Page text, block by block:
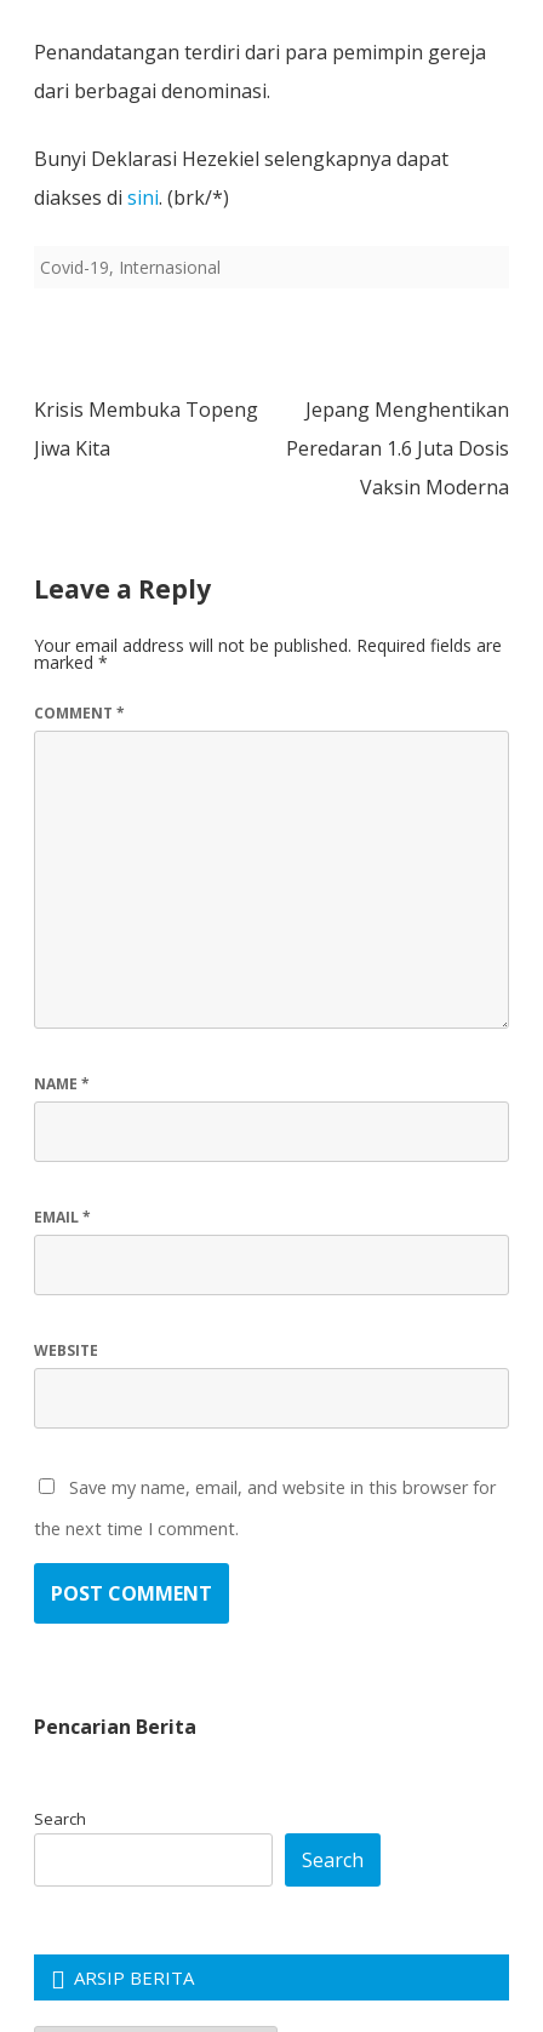
Penandatangan terdiri dari para pemimpin gereja
dari berbagai denominasi.
Bunyi Deklarasi Hezekiel selengkapnya dapat
diakses di sini. (brk/*)
Covid-19, Internasional
Post
navigation
Krisis Membuka Topeng
Jiwa Kita
Jepang Menghentikan
Peredaran 1.6 Juta Dosis
Vaksin Moderna
Leave a Reply
Your email address will not be published. Required fields are
marked *
COMMENT *
NAME *
EMAIL*
WEBSITE
Save my name, email, and website in this browser for
the next time I comment.
Pencarian Berita
Search
Search
ARSIP BERITA